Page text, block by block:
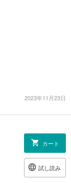
2023年11月23日
カート
試し読み